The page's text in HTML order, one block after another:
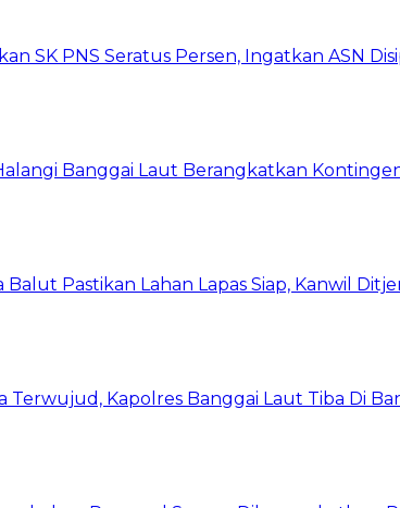
SK PNS Seratus Persen, Ingatkan ASN
Banggai Laut Berangkatkan
Pastikan Lahan Lapas Siap, Kanwil
Terwujud, Kapolres Banggai Laut Tiba Di